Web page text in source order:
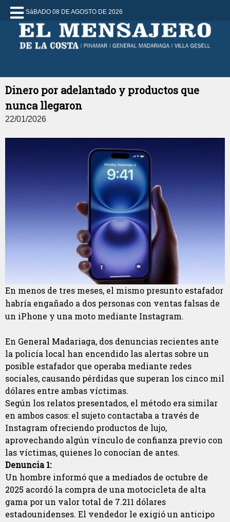
SáBADO 08 DE AGOSTO DE 2026
Dinero por adelantado y productos que
nunca llegaron
22/01/2026
En menos de tres meses, el mismo presunto estafador
habría engañado a dos personas con ventas falsas de
un iPhone y una moto mediante Instagram.
En General Madariaga, dos denuncias recientes ante
la policía local han encendido las alertas sobre un
posible estafador que operaba mediante redes
sociales, causando pérdidas que superan los cinco mil
dólares entre ambas víctimas.
Según los relatos presentados, el método era similar
en ambos casos: el sujeto contactaba a través de
Instagram ofreciendo productos de lujo,
aprovechando algún vínculo de confianza previo con
las víctimas, quienes lo conocían de antes.
Denuncia 1:
Un hombre informó que a mediados de octubre de
2025 acordó la compra de una motocicleta de alta
gama por un valor total de 7.211 dólares
estadounidenses. El vendedor le exigió un anticipo